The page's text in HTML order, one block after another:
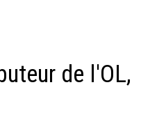
de l'OL,